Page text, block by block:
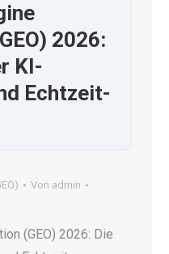
2026:
KI-
Echtzeit-
Von admin
(GEO) 2026: Die